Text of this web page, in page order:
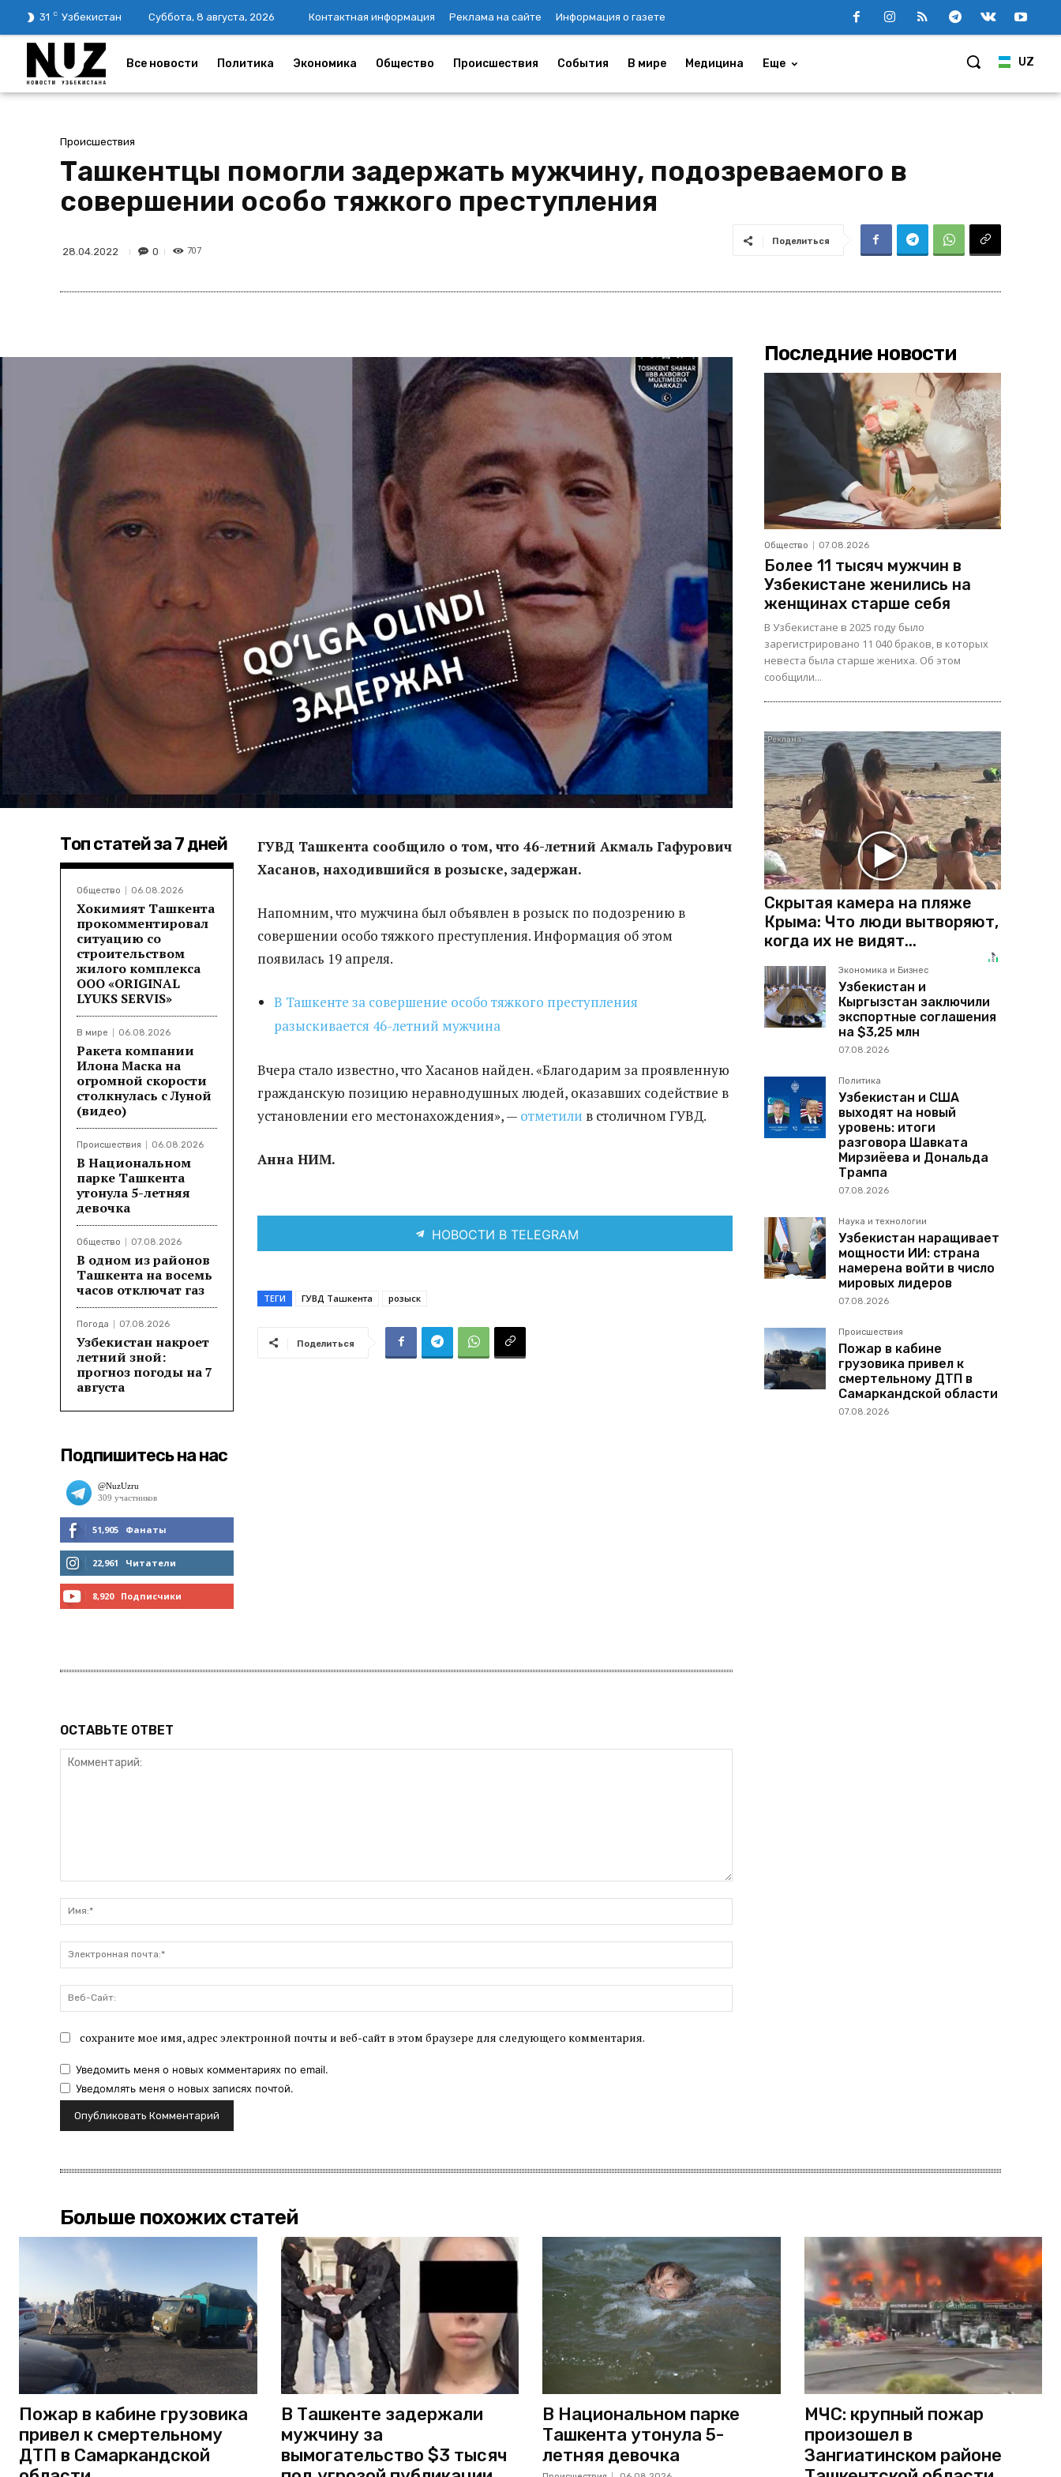
31 C Узбекистан Суббота, 8 августа, 2026 Контактная информация Реклама на сайте Информация о газете
UZ
Все новости Политика Экономика Общество Происшествия События В мире Медицина Еще
Происшествия
Ташкентцы помогли задержать мужчину, подозреваемого в
совершении особо тяжкого преступления
28.04.2022 0 707
Поделиться
Топ статей за 7 дней
Общество 06.08.2026
Хокимият Ташкента
прокомментировал
ситуацию со
строительством
жилого комплекса
ООО «ORIGINAL
LYUKS SERVIS»
В мире 06.08.2026
Ракета компании
Илона Маска на
огромной скорости
столкнулась с Луной
(видео)
Происшествия 06.08.2026
В Национальном
парке Ташкента
утонула 5-летняя
девочка
Общество 07.08.2026
В одном из районов
Ташкента на восемь
часов отключат газ
Погода 07.08.2026
Узбекистан накроет
летний зной:
прогноз погоды на 7
августа
Подпишитесь на нас
51,905 Фанаты
МНЕ НРАВИТСЯ
22,961 Читатели
8,920 Подписчики
ГУВД Ташкента сообщило о том, что 46-летний Акмаль Гафурович
Хасанов, находившийся в розыске, задержан.
Напомним, что мужчина был объявлен в розыск по подозрению в
совершении особо тяжкого преступления. Информация об этом
появилась 19 апреля.
В Ташкенте за совершение особо тяжкого преступления
разыскивается 46-летний мужчина
Вчера стало известно, что Хасанов найден. «Благодарим за проявленную
гражданскую позицию неравнодушных людей, оказавших содействие в
установлении его местонахождения», — отметили в столичном ГУВД.
Анна НИМ.
НОВОСТИ В TELEGRAM
ТЕГИ ГУВД Ташкента розыск
Поделиться
ОСТАВЬТЕ ОТВЕТ
почта:*
Сайт:
сохраните мое имя, адрес электронной почты и веб-сайт в этом браузере для следующего комментария.
Уведомить меня о новых комментариях по email.
Уведомлять меня о новых записях почтой.
Последние новости
Общество 07.08.2026
Более 11 тысяч мужчин в
Узбекистане женились на
женщинах старше себя
В Узбекистане в 2025 году было
зарегистрировано 11 040 браков, в которых
невеста была старше жениха. Об этом
сообщили...
Скрытая камера на пляже
Крыма: Что люди вытворяют,
когда их не видят...
Экономика и Бизнес
Узбекистан и
Кыргызстан заключили
экспортные соглашения
на $3,25 млн
07.08.2026
Политика
Узбекистан и США
выходят на новый
уровень: итоги
разговора Шавката
Мирзиёева и Дональда
Трампа
07.08.2026
Наука и технологии
Узбекистан наращивает
мощности ИИ: страна
намерена войти в число
мировых лидеров
07.08.2026
Происшествия
Пожар в кабине
грузовика привел к
смертельному ДТП в
Самаркандской области
07.08.2026
Больше похожих статей
Пожар в кабине грузовика
привел к смертельному
ДТП в Самаркандской
В Ташкенте задержали
мужчину за
вымогательство $3 тысяч
В Национальном парке
Ташкента утонула 5-
летняя девочка
МЧС: крупный пожар
произошел в
Зангиатинском районе